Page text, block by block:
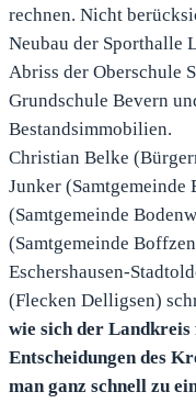
rechnen. Nicht
Neubau der Sporthalle
Abriss der Oberschule
Grundschule Bevern
Bestandsimmobilien.
Christian Belke
Junker (Samtgemeinde
(Samtgemeinde
(Samtgemeinde
Eschershausen-
(Flecken Delligsen)
wie sich der
Entscheidungen des
man ganz schnell zu